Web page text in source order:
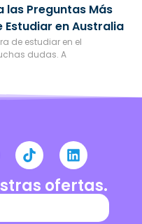
las Preguntas Más
Estudiar en Australia
de estudiar en el
dudas. A
ofertas.